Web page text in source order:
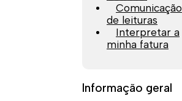
Comunicação
de leituras
Interpretar a
minha fatura
Informação geral